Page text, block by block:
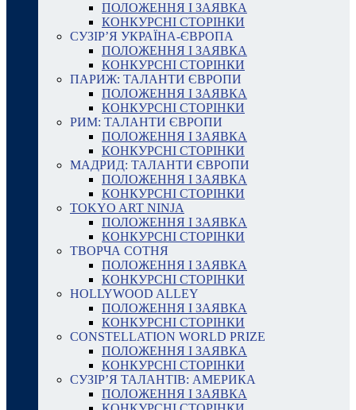
ПОЛОЖЕННЯ І ЗАЯВКА
КОНКУРСНІ СТОРІНКИ
СУЗІР’Я УКРАЇНА-ЄВРОПА
ПОЛОЖЕННЯ І ЗАЯВКА
КОНКУРСНІ СТОРІНКИ
ПАРИЖ: ТАЛАНТИ ЄВРОПИ
ПОЛОЖЕННЯ І ЗАЯВКА
КОНКУРСНІ СТОРІНКИ
РИМ: ТАЛАНТИ ЄВРОПИ
ПОЛОЖЕННЯ І ЗАЯВКА
КОНКУРСНІ СТОРІНКИ
МАДРИД: ТАЛАНТИ ЄВРОПИ
ПОЛОЖЕННЯ І ЗАЯВКА
КОНКУРСНІ СТОРІНКИ
TOKYO ART NINJA
ПОЛОЖЕННЯ І ЗАЯВКА
КОНКУРСНІ СТОРІНКИ
ТВОРЧА СОТНЯ
ПОЛОЖЕННЯ І ЗАЯВКА
КОНКУРСНІ СТОРІНКИ
HOLLYWOOD ALLEY
ПОЛОЖЕННЯ І ЗАЯВКА
КОНКУРСНІ СТОРІНКИ
CONSTELLATION WORLD PRIZE
ПОЛОЖЕННЯ І ЗАЯВКА
КОНКУРСНІ СТОРІНКИ
СУЗІР’Я ТАЛАНТІВ: АМЕРИКА
ПОЛОЖЕННЯ І ЗАЯВКА